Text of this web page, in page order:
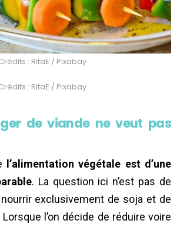
: RitaE / Pixabay
: RitaE / Pixabay
de viande ne veut pas
l’alimentation végétale est d’une
. La question ici n’est pas de
exclusivement de soja et de
l’on décide de réduire voire